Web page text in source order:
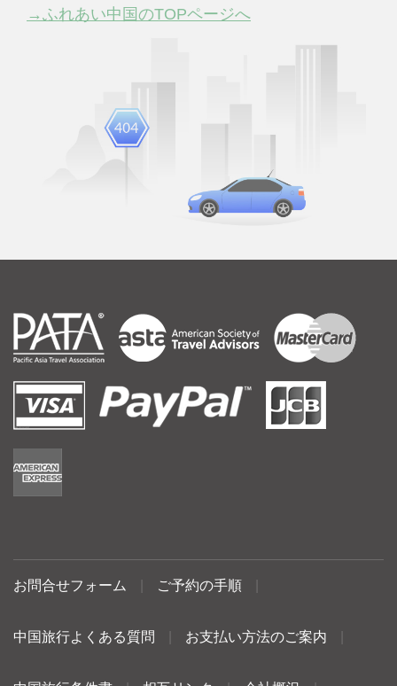
→ふれあい中国のTOPページへ
お問合せフォーム ご予約の手順
中国旅行よくある質問 お支払い方法のご案内